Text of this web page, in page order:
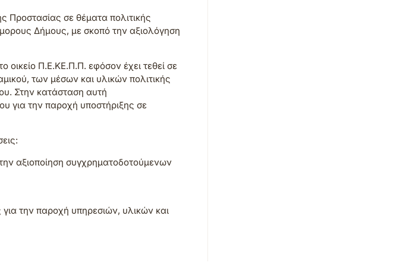
Προστασίας σε θέματα πολιτικής
Δήμους, με σκοπό την αξιολόγηση
οικείο Π.Ε.ΚΕ.Π.Π. εφόσον έχει τεθεί σε
των μέσων και υλικών πολιτικής
Στην κατάσταση αυτή
για την παροχή υποστήριξης σε
αξιοποίηση συγχρηματοδοτούμενων
την παροχή υπηρεσιών, υλικών και